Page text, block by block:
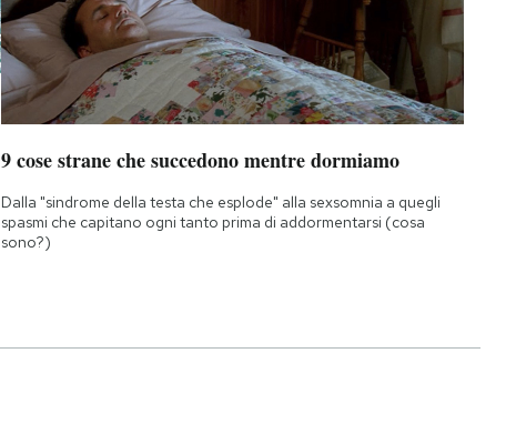
9 cose strane che succedono mentre dormiamo
Dalla "sindrome della testa che esplode" alla sexsomnia a quegli
spasmi che capitano ogni tanto prima di addormentarsi (cosa
sono?)